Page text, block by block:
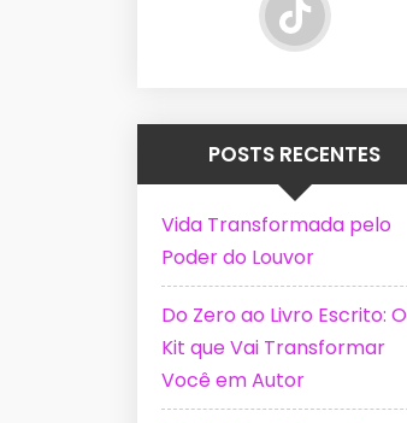
POSTS RECENTES
Vida Transformada pelo
Poder do Louvor
Do Zero ao Livro Escrito: O
Kit que Vai Transformar
Você em Autor